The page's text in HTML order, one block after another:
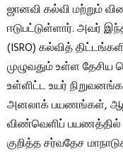
ஜானவி கல்வி மற்றும்
ஈடுபட்டுள்ளார். அவர்
(ISRO) கல்வித்
முழுவதும் உள்ள தேசிய
உள்ளிட்ட உயர்
அனலாக் பயணங்கள்,
விண்வெளிப் பயணத்தில்
குறித்த சர்வதேச